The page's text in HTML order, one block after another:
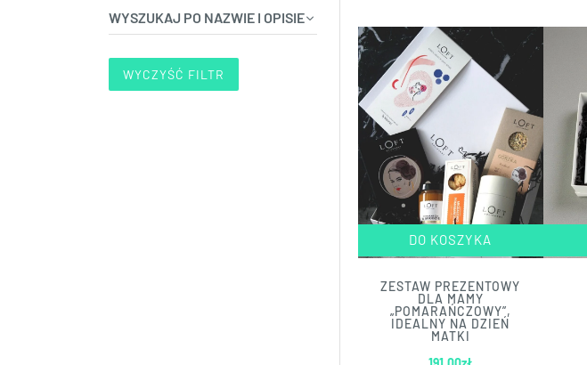
WYSZUKAJ PO NAZWIE I OPISIE
WYCZYŚĆ FILTR
DO KOSZYKA
ZESTAW PREZENTOWY
DLA MAMY
„POMARAŃCZOWY”,
IDEALNY NA DZIEŃ
MATKI